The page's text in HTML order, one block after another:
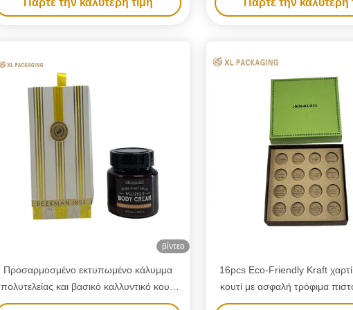
αρωμάτων, κερί, χαρτόνι, κουτί με ένδυση
Πάρτε την καλύτερη τιμή
συσκευασία με ένδυση
Πάρτε την καλύτερη
βίντεο
Προσαρμοσμένο εκτυπωμένο κάλυμμα
πολυτελείας και βασικό καλλυντικό κουτί
με φιλικό προς το περιβάλλον υλικό για
16pcs Eco-Friendly Kraft
κουτί με ασφαλή τρόφιμα
SGS και προσαρμοσμένο